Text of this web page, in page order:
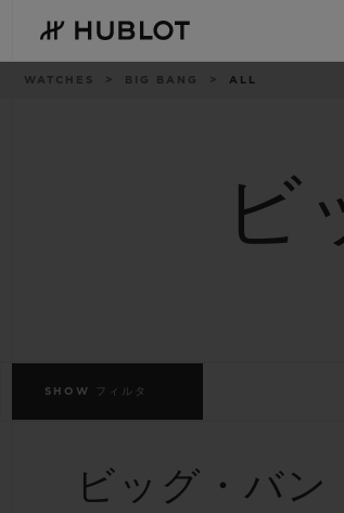
main
content
パ
WATCHES BIG BANG ALL
ビ
SHOW フィルタ
ビッグ・バ
新作
ビッ